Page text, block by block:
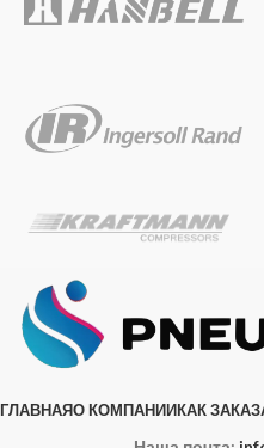
ГЛАВНАЯО КОМПАНИИКАК